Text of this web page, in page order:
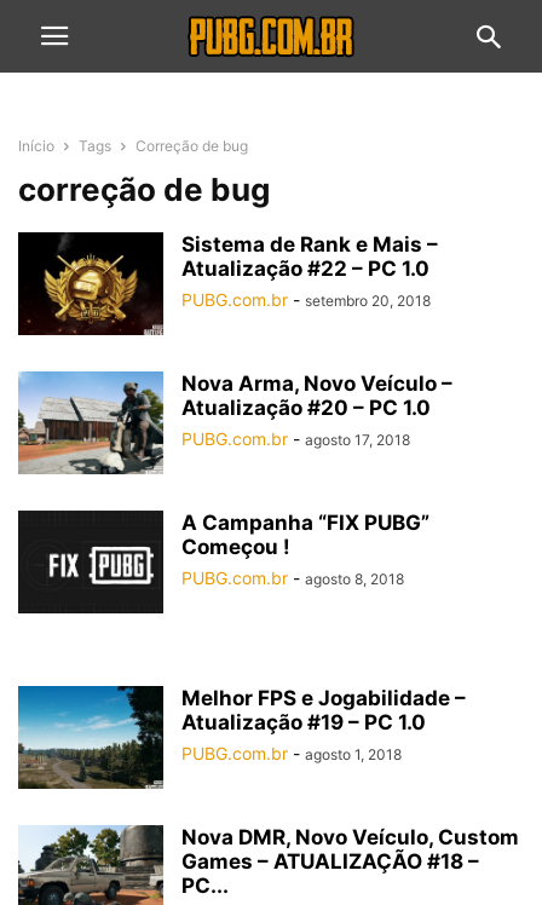
Início Tags Correção de bug
correção de bug
Sistema de Rank e Mais –
Atualização #22 – PC 1.0
PUBG.com.br - setembro 20, 2018
Nova Arma, Novo Veículo –
Atualização #20 – PC 1.0
PUBG.com.br - agosto 17, 2018
A Campanha “FIX PUBG”
Começou !
PUBG.com.br - agosto 8, 2018
Melhor FPS e Jogabilidade –
Atualização #19 – PC 1.0
PUBG.com.br - agosto 1, 2018
Nova DMR, Novo Veículo, Custom
Games – ATUALIZAÇÃO #18 –
PC...